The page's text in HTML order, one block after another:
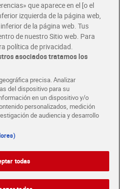
busca tu tienda más cercana
compras.
CADA DIA
TU TIENDA DIA CORPORATE
que aparece en el [o el
izquierda de la página web,
de la página web. Tus
de nuestro Sitio web. Para
política de privacidad.
asociados tratamos los
precisa. Analizar
del dispositivo para su
en un dispositivo y/o
personalizados, medición
de audiencia y desarrollo
todas